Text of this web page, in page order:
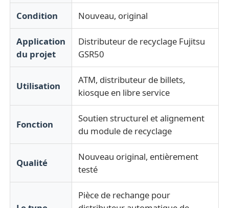
Pièces pour ATM Diebold
Pièces ATM NCR
Pièces de distributeurs Hyosung
Pièces de distributeurs automatiques Fujitsu
Pièces de distributeurs automatiques Hitachi
Pièces d'atmosphère de GRG
Condition Nouveau, original
Application
du projet
Distributeur de recyclage Fujitsu
GSR50
Utilisation
ATM, distributeur de billets,
kiosque en libre service
Fonction
Soutien structurel et alignement
du module de recyclage
Qualité
Nouveau original, entièrement
testé
Pièce de rechange pour